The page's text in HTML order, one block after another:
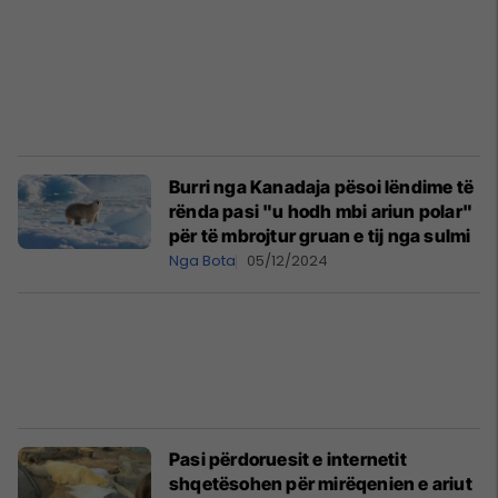
Burri nga Kanadaja pësoi lëndime të
rënda pasi "u hodh mbi ariun polar"
për të mbrojtur gruan e tij nga sulmi
Nga Bota 05/12/2024
Pasi përdoruesit e internetit
shqetësohen për mirëqenien e ariut